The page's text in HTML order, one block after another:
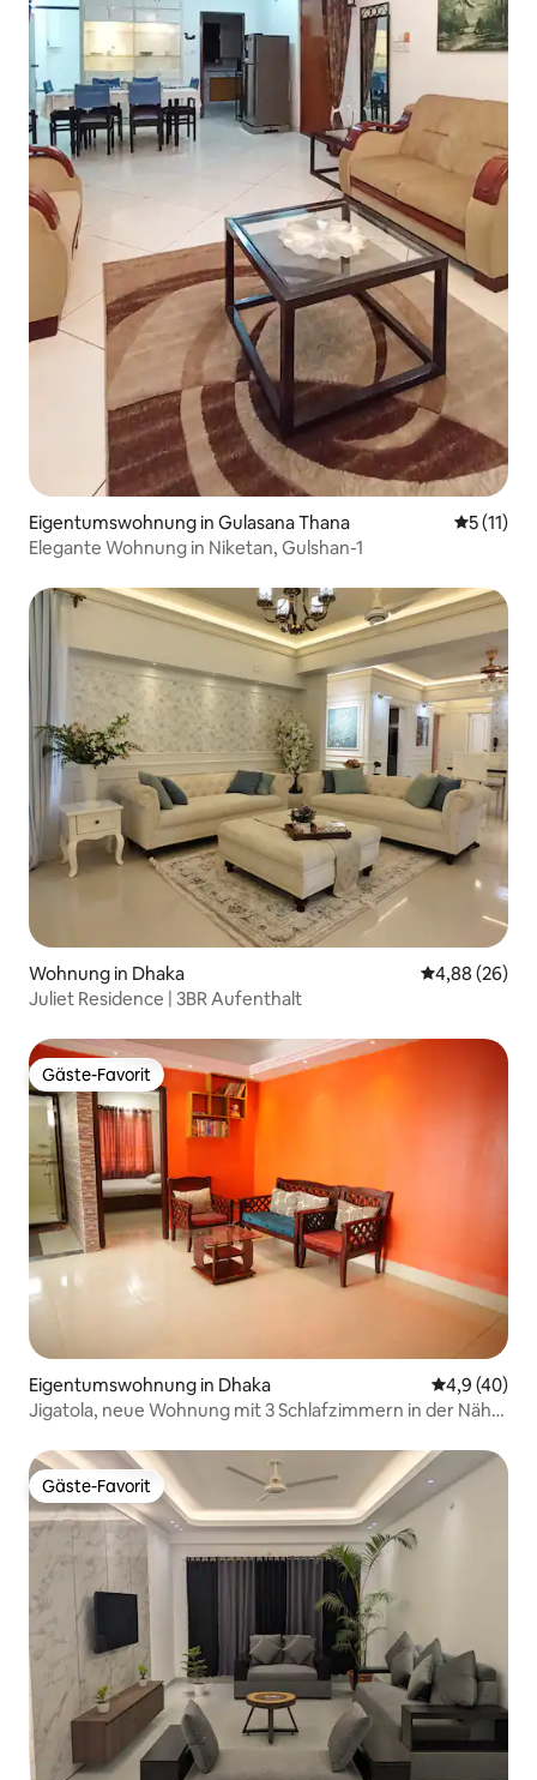
Eigentumswohnung in Gulasana Thana
5 (11)
Elegante Wohnung in Niketan, Gulshan-1
Wohnung in Dhaka
4,88 (26)
Juliet Residence | 3BR Aufenthalt
Gäste-Favorit
Gäste-Favorit
Eigentumswohnung in Dhaka
4,9 (40)
Jigatola, neue Wohnung mit 3 Schlafzimmern in der Nähe
Gäste-Favorit
Gäste-Favorit